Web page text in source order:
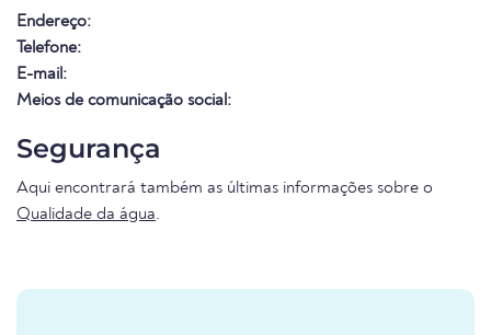
Endereço:
Telefone:
E-mail:
Meios de comunicação social:
Segurança
Aqui encontrará também as últimas informações sobre o
Qualidade da água.